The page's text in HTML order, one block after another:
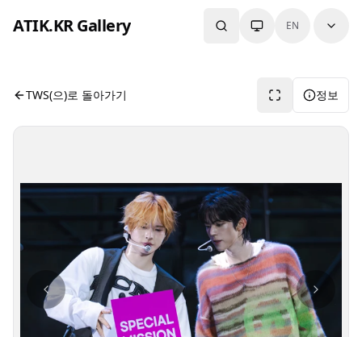
ATIK.KR Gallery EN
#DOHOON #KYUNGMIN #Asia Top Artist Festival
사진 뷰어입니다. 버튼으로 전체화면, 공유, 정보 보기를 사용
TWS(으)로 돌아가기 정보
사진 탐색 가능